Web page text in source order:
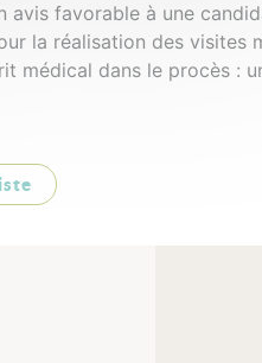
favorable à une
la réalisation des visites
médical dans le procès :